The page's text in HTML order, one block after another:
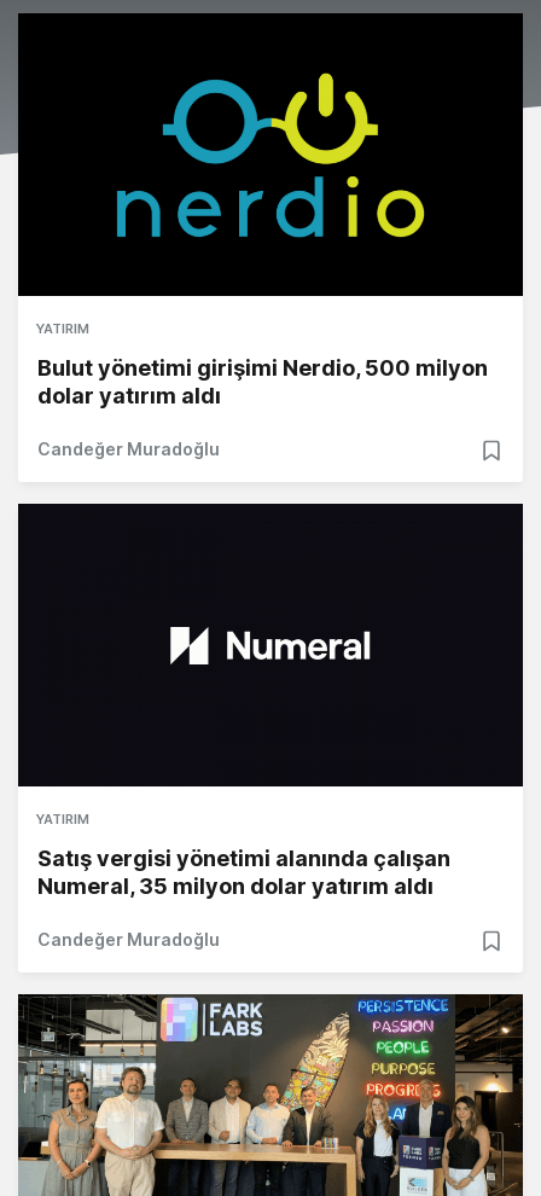
YATIRIM
Bulut yönetimi girişimi Nerdio, 500 milyon
dolar yatırım aldı
Candeğer Muradoğlu
YATIRIM
Satış vergisi yönetimi alanında çalışan
Numeral, 35 milyon dolar yatırım aldı
Candeğer Muradoğlu